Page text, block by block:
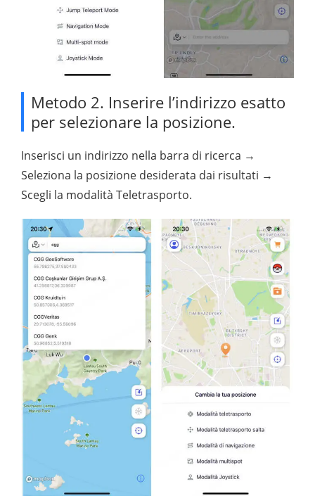
Metodo 2. Inserire l’indirizzo esatto
per selezionare la posizione.
Inserisci un indirizzo nella barra di ricerca →
Seleziona la posizione desiderata dai risultati →
Scegli la modalità Teletrasporto.